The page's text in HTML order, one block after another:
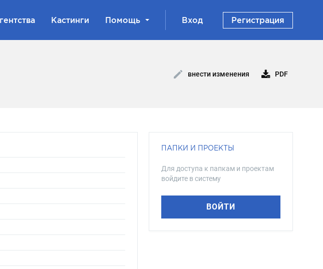
Кастинги Помощь Вход Регистрация
внести изменения PDF
ПАПКИ И ПРОЕКТЫ
Для доступа к папкам и проектам
войдите в систему
ВОЙТИ